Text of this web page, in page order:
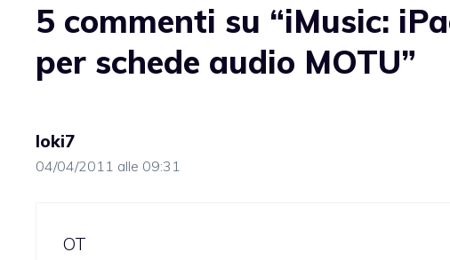
5 commenti su “iMusic:
per schede audio MOTU”
loki7
04/04/2011 alle 09:31
OT